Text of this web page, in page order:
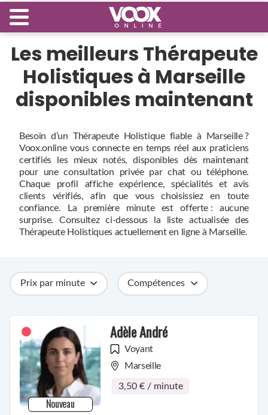
Les meilleurs Thérapeute
Holistiques à Marseille
disponibles maintenant
Besoin d’un Thérapeute Holistique fiable à Marseille ?
Voox.online vous connecte en temps réel aux praticiens
certifiés les mieux notés, disponibles dès maintenant
pour une consultation privée par chat ou téléphone.
Chaque profil affiche expérience, spécialités et avis
clients vérifiés, afin que vous choisissiez en toute
confiance. La première minute est offerte : aucune
surprise. Consultez ci‑dessous la liste actualisée des
Thérapeute Holistiques actuellement en ligne à Marseille.
Prix par minute
Catégories
Métiers
Compétences
Nouveau
Adèle André
Voyant
Marseille
3,50 € / minute